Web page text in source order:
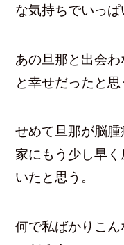
な気持ちでいっぱ
あの旦那と出会
と幸せだったと思
せめて旦那が脳
家にもう少し早
いたと思う。
何で私ばかりこ